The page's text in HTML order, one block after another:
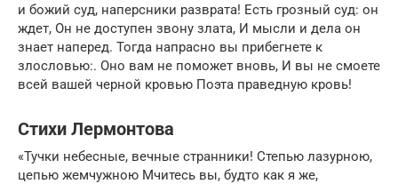
и божий суд, наперсники разврата! Есть грозный суд: он
ждет, Он не доступен звону злата, И мысли и дела он
знает наперед. Тогда напрасно вы прибегнете к
злословью:. Оно вам не поможет вновь, И вы не смоете
всей вашей черной кровью Поэта праведную кровь!
Стихи Лермонтова
«Тучки небесные, вечные странники! Степью лазурною,
цепью жемчужною Мчитесь вы, будто как я же,